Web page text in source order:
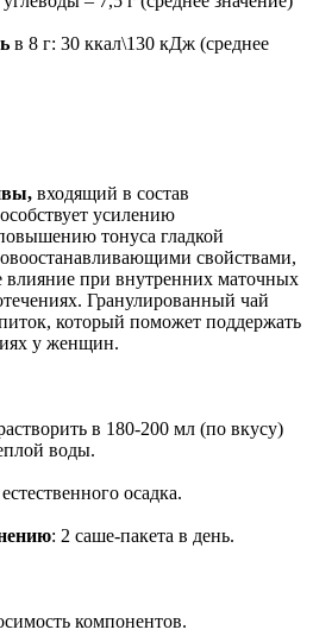
в 8 г: 30 ккал\130 кДж (среднее
входящий в состав
усилению
тонуса гладкой
свойствами,
влияние при внутренних маточных
Гранулированный чай
который поможет поддержать
у женщин.
в 180-200 мл (по вкусу)
воды.
осадка.
: 2 саше-пакета в день.
компонентов.